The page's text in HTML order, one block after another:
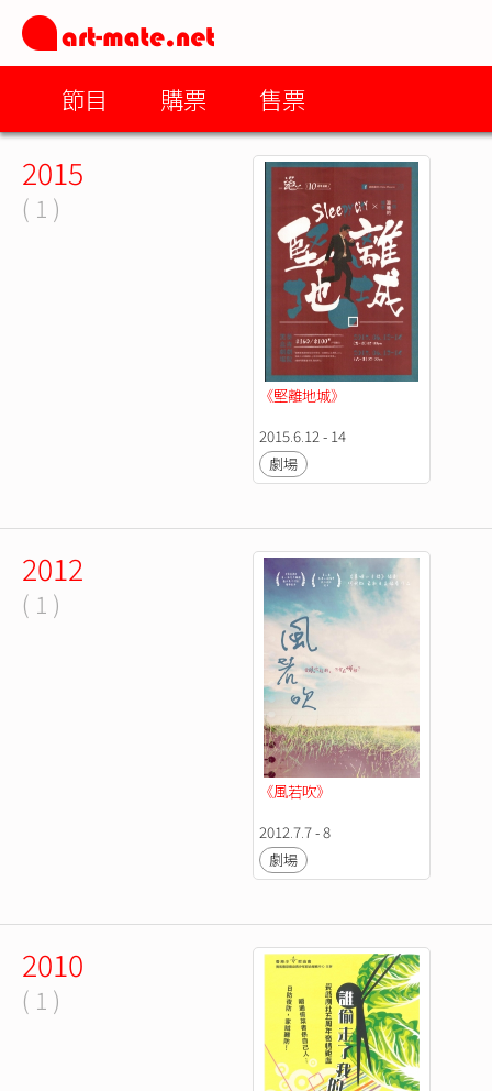
節目 購票 售票
2015
( 1 )
《堅離地城》
2015.6.12 - 14
劇場
2012
( 1 )
《風若吹》
2012.7.7 - 8
劇場
2010
( 1 )